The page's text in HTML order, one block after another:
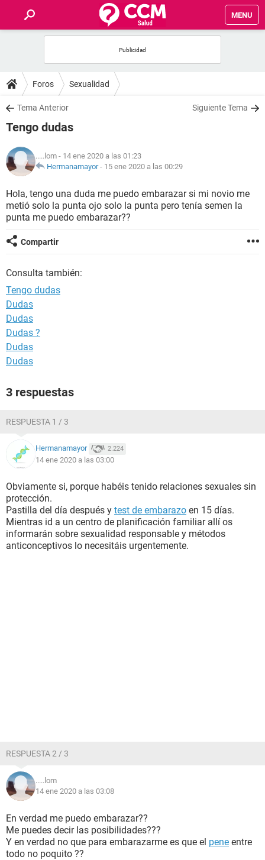
MENU
FOROS
SALUD
FAMILIA
NUTRICIÓN
BIENESTAR
Foros Sexualidad
Tema Anterior Siguiente Tema
Tengo dudas
.....lom - 14 ene 2020 a las 01:23
Hermanamayor- 15 ene 2020 a las 00:29
Hola, tengo una duda me puedo embarazar si mi novio me
metió solo la punta ojo solo la punta pero tenía semen la
punta me puedo embarazar??
Compartir
Consulta también:
Tengo dudas
Dudas
Dudas
Dudas ?
Dudas
Dudas
3 respuestas
RESPUESTA 1 / 3
Hermanamayor 2.224
14 ene 2020 a las 03:00
Obviamente si, porque habéis tenido relaciones sexuales sin
protección.
Pastilla del día después y test de embarazo en 15 días.
Mientras id a un centro de planificación familiar allí os
informarán sobre sexualidad responsable y métodos
anticonceptivos lo necesitáis urgentemente.
RESPUESTA 2 / 3
.....lom
14 ene 2020 a las 03:08
En verdad me puedo embarazar??
Me puedes decir las posibilidades???
Y en verdad no que para embarazarme es que el pene entre
todo no poquito ??